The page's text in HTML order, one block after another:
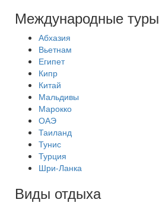
Международные туры
Абхазия
Вьетнам
Египет
Кипр
Китай
Мальдивы
Марокко
ОАЭ
Таиланд
Тунис
Турция
Шри-Ланка
Виды отдыха